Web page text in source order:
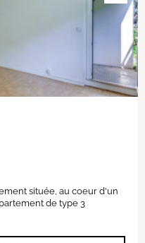
située, au coeur d'un
de type 3